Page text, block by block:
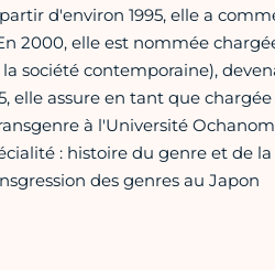
d'environ 1995, elle a
2000, elle est nommée
la société contemporaine),
elle assure en tant que
à l'Université
: histoire du genre et de
des genres au Japon